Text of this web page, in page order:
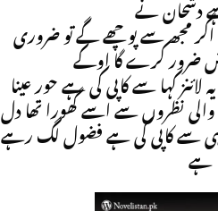
دشحان نے
اگر مجھ سے پوچھے گے تو ضروری
ضرور کرے گا اوکے
لائنز کہا سے کاپی کی ہے حور عینا
نظروں سے اسے گھورا تھا دل
کہی سے کاپی کی ہے فضول لگ رہے
ہے